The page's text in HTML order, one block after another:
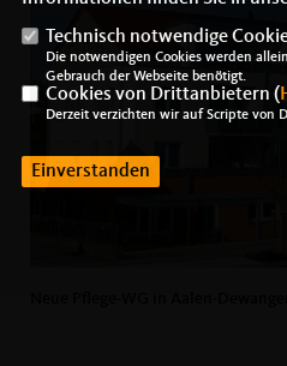
Technisch notwendige
Die notwendigen Cookies werden
Gebrauch der Webseite benötigt.
Cookies von Drittanbietern (
Derzeit verzichten wir auf Scripte von
Einverstanden